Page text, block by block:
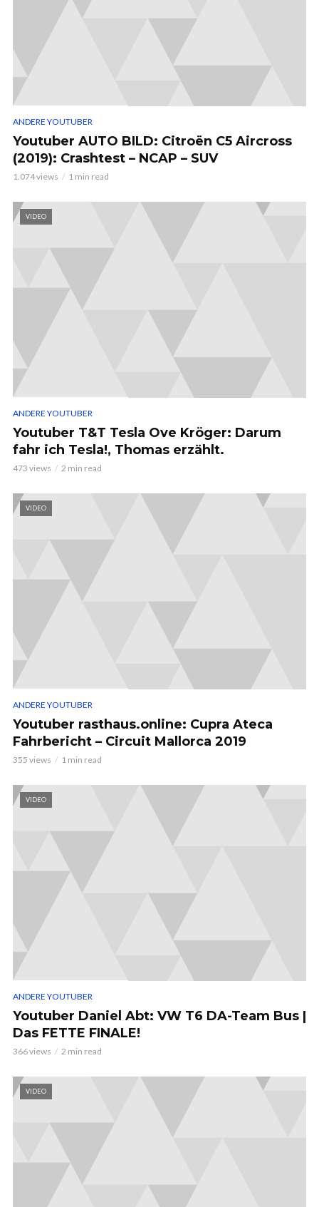
ANDERE YOUTUBER
Youtuber AUTO BILD: Citroën C5 Aircross
(2019): Crashtest – NCAP – SUV
1.074 views 1 min read
VIDEO
ANDERE YOUTUBER
Youtuber T&T Tesla Ove Kröger: Darum
fahr ich Tesla!, Thomas erzählt.
473 views 2 min read
VIDEO
ANDERE YOUTUBER
Youtuber rasthaus.online: Cupra Ateca
Fahrbericht – Circuit Mallorca 2019
355 views 1 min read
VIDEO
ANDERE YOUTUBER
Youtuber Daniel Abt: VW T6 DA-Team Bus |
Das FETTE FINALE!
366 views 2 min read
VIDEO